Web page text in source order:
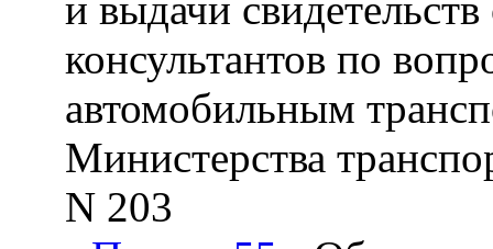
консультантов по
автомобильным
Министерства
N 203